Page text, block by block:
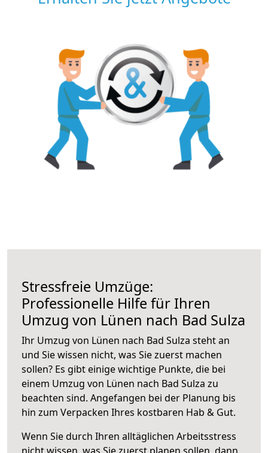
Stressfreie Umzüge:
Professionelle Hilfe für Ihren
Umzug von Lünen nach Bad Sulza
Ihr Umzug von Lünen nach Bad Sulza steht an
und Sie wissen nicht, was Sie zuerst machen
sollen? Es gibt einige wichtige Punkte, die bei
einem Umzug von Lünen nach Bad Sulza zu
beachten sind. Angefangen bei der Planung bis
hin zum Verpacken Ihres kostbaren Hab & Gut.
Wenn Sie durch Ihren alltäglichen Arbeitsstress